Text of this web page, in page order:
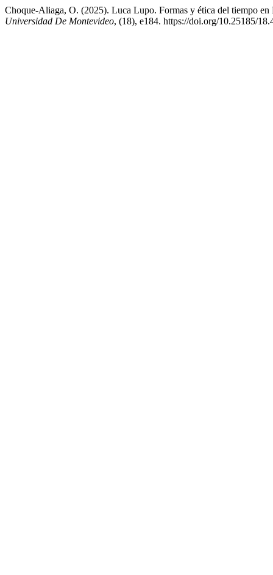
Choque-Aliaga, O. (2025). Luca Lupo. Formas y ética del tiempo
Universidad De Montevideo, (18), e184. https://doi.org/10.25185/